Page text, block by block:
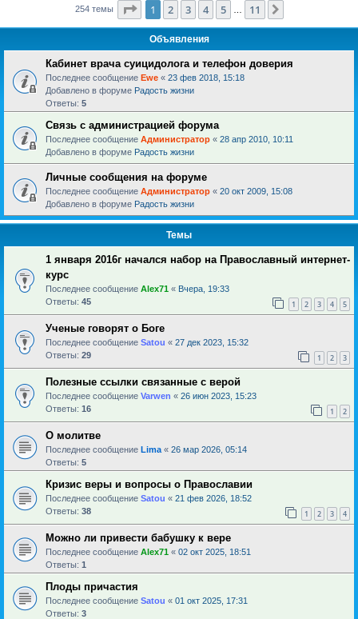
254 темы Страница из 11
1 2 3 4 5 11
Объявления
Кабинет врача суицидолога и телефон доверия
Последнее сообщение Ewe « 23 фев 2018, 15:18
Добавлено в форуме Радость жизни
Ответы: 5
Связь с администрацией форума
Последнее сообщение Администратор « 28 апр 2010, 10:11
Добавлено в форуме Радость жизни
Личные сообщения на форуме
Последнее сообщение Администратор « 20 окт 2009, 15:08
Добавлено в форуме Радость жизни
Темы
1 января 2016г начался набор на Православный интернет-
курс
Последнее сообщение Alex71 « Вчера, 19:33
Ответы: 45 1 2 3 4 5
Ученые говорят о Боге
Последнее сообщение Satou « 27 дек 2023, 15:32
Ответы: 29 1 2 3
Полезные ссылки связанные с верой
Последнее сообщение Varwen « 26 июн 2023, 15:23
Ответы: 16 1 2
О молитве
Последнее сообщение Lima « 26 мар 2026, 05:14
Ответы: 5
Кризис веры и вопросы о Православии
Последнее сообщение Satou « 21 фев 2026, 18:52
Ответы: 38 1 2 3 4
Можно ли привести бабушку к вере
Последнее сообщение Alex71 « 02 окт 2025, 18:51
Ответы: 1
Плоды причастия
Последнее сообщение Satou « 01 окт 2025, 17:31
Ответы: 3